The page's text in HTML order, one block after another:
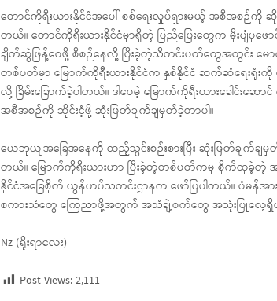
တောင်ကိုရီးယားနိုင်ငံအပေါ် စစ်ရေးလှုပ်ရှားမယ့် အစီအစဉ်ကို
တယ်။ တောင်ကိုရီးယားနိုင်ငံမှာရှိတဲ့ ပြည်ပြေးတွေက မိုးပျံပူဖ
ချိတ်ဆွဲဖြန့်ဝေဖို့ စီစဉ်နေလို့ ပြီးခဲ့တဲ့သီတင်းပတ်တွေအတွင်း မေ
တစ်ပတ်မှာ မြောက်ကိုရီးယားနိုင်ငံက နှစ်နိုင်ငံ ဆက်ဆံရေးရုံး
လို့ ခြိမ်းခြောက်ခဲ့ပါတယ်။ ဒါပေမဲ့ မြောက်ကိုရီးယားခေါင်းဆ
အစီအစဉ်ကို ဆိုင်းငံ့ဖို့ ဆုံးဖြတ်ချက်ချမှတ်ခဲ့တာပါ။
ယေဘုယျအခြေအနေကို ထည့်သွင်းစဉ်းစားပြီး ဆုံးဖြတ်ချက်ခ
တယ်။ မြောက်ကိုရီးယားဟာ ပြီးခဲ့တဲ့တစ်ပတ်ကမှ စိုက်ထူခဲ့တဲ့
နိုင်ငံအခြေစိုက် ယွန်ဟပ်သတင်းဌာနက ဖော်ပြပါတယ်။ ပုံမှန်အာ
စကားသံတွေ ကြေညာဖို့အတွက် အသံချဲ့စက်တွေ အသုံးပြုလေ့ရှိ
Nz (ရိုးရာလေး)
Post Views:2,111